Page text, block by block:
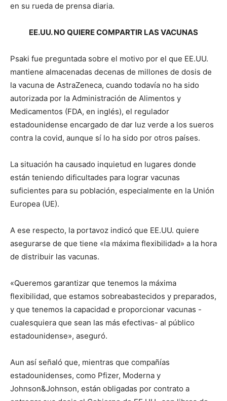
en su rueda de prensa diaria.
EE.UU. NO QUIERE COMPARTIR LAS VACUNAS
Psaki fue preguntada sobre el motivo por el que EE.UU.
mantiene almacenadas decenas de millones de dosis de
la vacuna de AstraZeneca, cuando todavía no ha sido
autorizada por la Administración de Alimentos y
Medicamentos (FDA, en inglés), el regulador
estadounidense encargado de dar luz verde a los sueros
contra la covid, aunque sí lo ha sido por otros países.
La situación ha causado inquietud en lugares donde
están teniendo dificultades para lograr vacunas
suficientes para su población, especialmente en la Unión
Europea (UE).
A ese respecto, la portavoz indicó que EE.UU. quiere
asegurarse de que tiene «la máxima flexibilidad» a la hora
de distribuir las vacunas.
«Queremos garantizar que tenemos la máxima
flexibilidad, que estamos sobreabastecidos y preparados,
y que tenemos la capacidad e proporcionar vacunas -
cualesquiera que sean las más efectivas- al público
estadounidense», aseguró.
Aun así señaló que, mientras que compañías
estadounidenses, como Pfizer, Moderna y
Johnson&Johnson, están obligadas por contrato a